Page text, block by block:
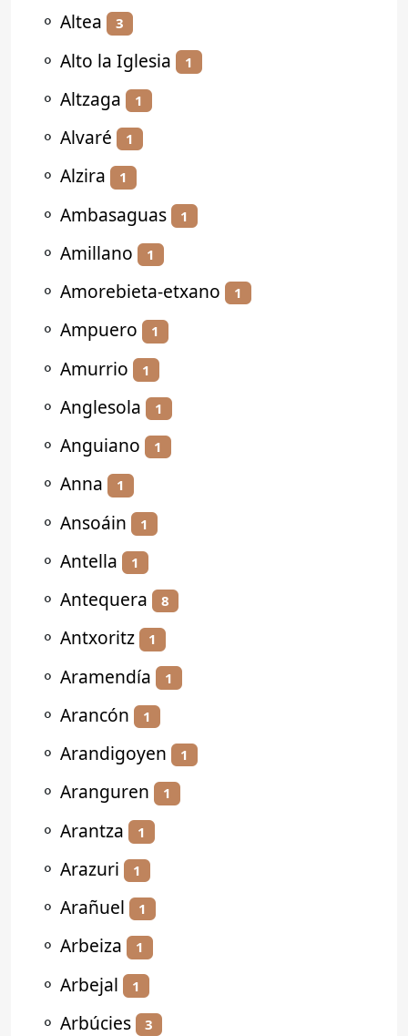
⚬ Altea 3
⚬ Alto la Iglesia 1
⚬ Altzaga 1
⚬ Alvaré 1
⚬ Alzira 1
⚬ Ambasaguas 1
⚬ Amillano 1
⚬ Amorebieta-etxano 1
⚬ Ampuero 1
⚬ Amurrio 1
⚬ Anglesola 1
⚬ Anguiano 1
⚬ Anna 1
⚬ Ansoáin 1
⚬ Antella 1
⚬ Antequera 8
⚬ Antxoritz 1
⚬ Aramendía 1
⚬ Arancón 1
⚬ Arandigoyen 1
⚬ Aranguren 1
⚬ Arantza 1
⚬ Arazuri 1
⚬ Arañuel 1
⚬ Arbeiza 1
⚬ Arbejal 1
⚬ Arbúcies 3